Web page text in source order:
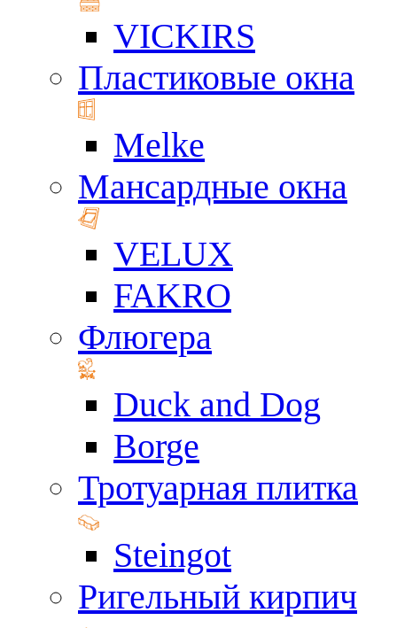
VICKIRS
Пластиковые окна
Melke
Мансардные окна
VELUX
FAKRO
Флюгера
Duck and Dog
Borge
Тротуарная плитка
Steingot
Ригельный кирпич